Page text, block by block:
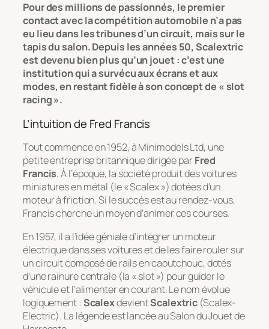
Pour des millions de passionnés, le premier
contact avec la compétition automobile n’a pas
eu lieu dans les tribunes d’un circuit, mais sur le
tapis du salon. Depuis les années 50, Scalextric
est devenu bien plus qu’un jouet : c’est une
institution qui a survécu aux écrans et aux
modes, en restant fidèle à son concept de « slot
racing ».
L’intuition de Fred Francis
Tout commence en 1952, à Minimodels Ltd, une
petite entreprise britannique dirigée parFred
Francis. À l’époque, la société produit des voitures
miniatures en métal (le « Scalex ») dotées d’un
moteur à friction. Si le succès est au rendez-vous,
Francis cherche un moyen d’animer ces courses.
En 1957, il a l’idée géniale d’intégrer un moteur
électrique dans ses voitures et de les faire rouler sur
un circuit composé de rails en caoutchouc, dotés
d’une rainure centrale (la « slot ») pour guider le
véhicule et l’alimenter en courant. Le nom évolue
logiquement : ScalexdevientScalextric (Scalex-
Electric). La légende est lancée au Salon du Jouet de